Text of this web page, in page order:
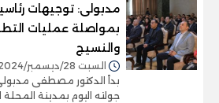
مدبولى: توجيهات
بمواصلة عمليات
والنسيج
السبت 28/ديسمبر/2024 - 02:45 م
بدأ الدكتور مصطفى
جولته اليوم بمدينة المحلة